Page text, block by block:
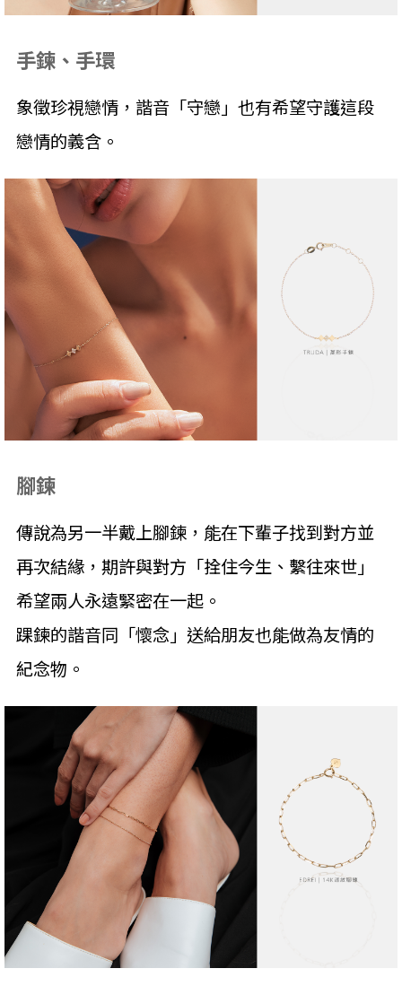
手鍊、手環
象徵珍視戀情，諧音「守戀」也有希望守護這段
戀情的義含。
腳鍊
傳說為另一半戴上腳鍊，能在下輩子找到對方並
再次結緣，期許與對方「拴住今生、繫往來世」
希望兩人永遠緊密在一起。
踝鍊的諧音同「懷念」送給朋友也能做為友情的
紀念物。